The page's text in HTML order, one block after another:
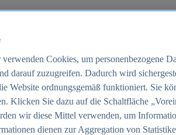
verwenden Cookies, um personenbezogene
darauf zuzugreifen. Dadurch wird
Website ordnungsgemäß funktioniert. Sie
Klicken Sie dazu auf die Schaltfläche
wir diese Mittel verwenden, um
dienen zur Aggregation von